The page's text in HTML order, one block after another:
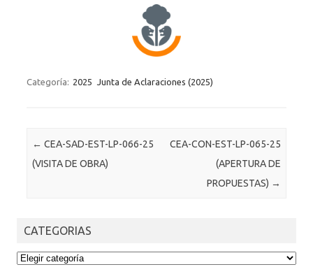
Categoría: 2025 Junta de Aclaraciones (2025)
Post navigation
← CEA-SAD-EST-LP-066-25
(VISITA DE OBRA)
CEA-CON-EST-LP-065-25
(APERTURA DE
PROPUESTAS) →
CATEGORIAS
CATEGORIAS